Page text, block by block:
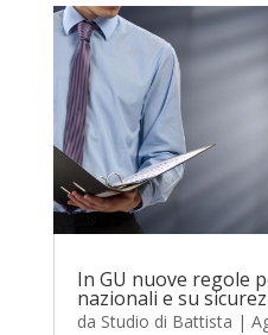
In GU nuove regole
nazionali e su
da Studio di Battista |